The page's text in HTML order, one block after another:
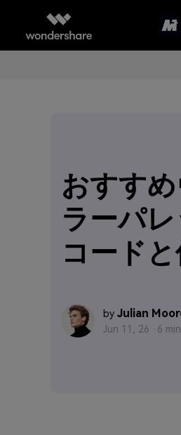
おすす
ラーパ
コード
by Julian
Jun 11, 26 · 6